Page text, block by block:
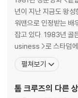
탁드립니다.
년이 지난 지금도 왕
워맨으로 인정받는 배
잡고 있다. 1983년 골든 글로브 상에 노미네이트 된 영화 < Risky B
usiness >로 스타덤에
억에 남는 역할 중 하
다. 이후 아카데미 수
꾸준히 자신의 연기력
펼쳐보기
톰 크루즈의 다른